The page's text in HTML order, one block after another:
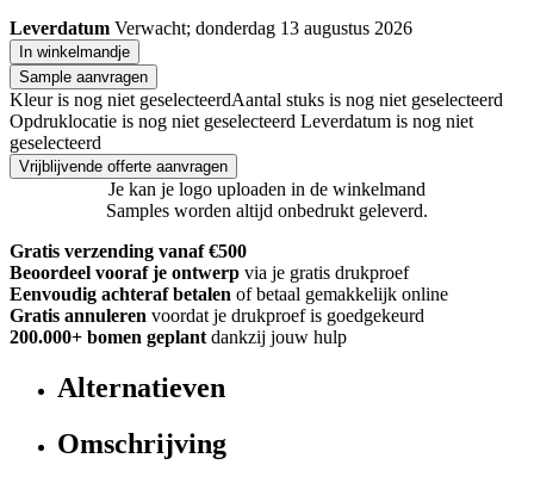
Leverdatum Verwacht; donderdag 13 augustus 2026
In winkelmandje
Sample aanvragen
Kleur is nog niet geselecteerdAantal stuks is nog niet geselecteerd
Opdruklocatie is nog niet geselecteerd Leverdatum is nog niet
geselecteerd
Vrijblijvende offerte aanvragen
Je kan je logo uploaden in de winkelmand
Samples worden altijd onbedrukt geleverd.
Gratis verzending vanaf €500
Beoordeel vooraf je ontwerp via je gratis drukproef
Eenvoudig achteraf betalen of betaal gemakkelijk online
Gratis annuleren voordat je drukproef is goedgekeurd
200.000+ bomen geplant dankzij jouw hulp
Alternatieven
Omschrijving